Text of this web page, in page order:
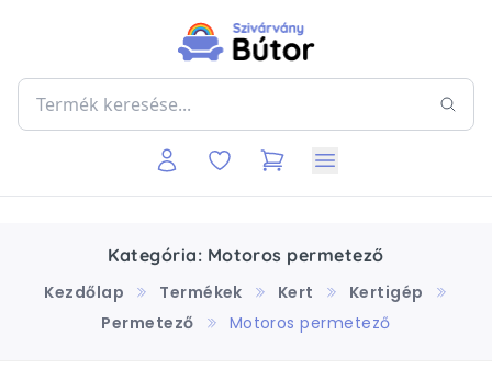
Kategória: Motoros permetező
Kezdőlap
Termékek Kert
Kertigép
Permetező
Motoros permetező